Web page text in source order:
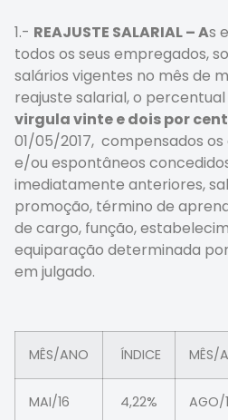
1.- REAJUSTE SALARIAL – As
todos os seus empregados,
salários vigentes no mês de
reajuste salarial, o percentual
virgula vinte e dois por
01/05/2017, compensados
e/ou espontâneos
imediatamente anteriores,
promoção, término de
de cargo, função,
equiparação determinada
em julgado.
MÊS/ANO ÍNDICE MÊS/
MAI/16 4,22% AGO/